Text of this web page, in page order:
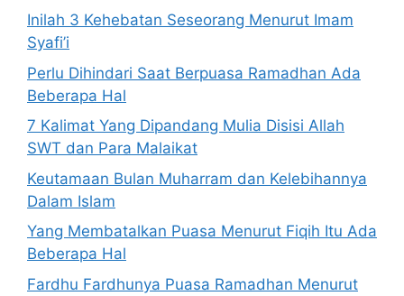
Inilah 3 Kehebatan Seseorang Menurut Imam
Syafi’i
Perlu Dihindari Saat Berpuasa Ramadhan Ada
Beberapa Hal
7 Kalimat Yang Dipandang Mulia Disisi Allah
SWT dan Para Malaikat
Keutamaan Bulan Muharram dan Kelebihannya
Dalam Islam
Yang Membatalkan Puasa Menurut Fiqih Itu Ada
Beberapa Hal
Fardhu Fardhunya Puasa Ramadhan Menurut